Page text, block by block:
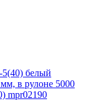
белый
в рулоне 5000
mpr02190